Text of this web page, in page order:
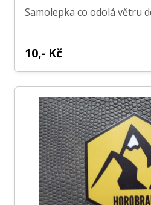
Samolepka co odolá větru
10,- Kč